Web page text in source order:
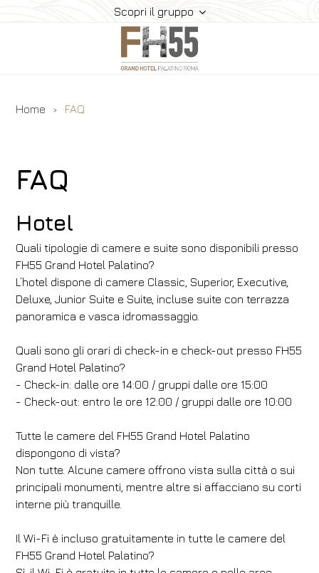
Scopri il gruppo
Offerte
Prenota
Home FAQ
FAQ
Hotel
Quali tipologie di camere e suite sono disponibili presso
FH55 Grand Hotel Palatino?
L’hotel dispone di camere Classic, Superior, Executive,
Deluxe, Junior Suite e Suite, incluse suite con terrazza
panoramica e vasca idromassaggio.
Quali sono gli orari di check-in e check-out presso FH55
Grand Hotel Palatino?
- Check-in: dalle ore 14:00 / gruppi dalle ore 15:00
- Check-out: entro le ore 12:00 / gruppi dalle ore 10:00
Tutte le camere del FH55 Grand Hotel Palatino
dispongono di vista?
Non tutte. Alcune camere offrono vista sulla città o sui
principali monumenti, mentre altre si affacciano su corti
interne più tranquille.
Il Wi-Fi è incluso gratuitamente in tutte le camere del
FH55 Grand Hotel Palatino?